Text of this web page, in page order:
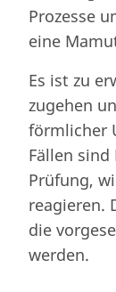
Prozesse
eine
Es ist zu
zugehen
förmlicher
Fällen
Prüfung,
reagieren.
die
werden.